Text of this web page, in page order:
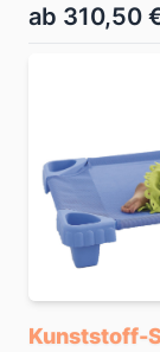
ab 310,50
Kunststoff-